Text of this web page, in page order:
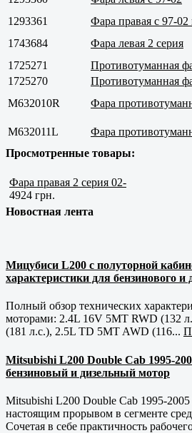
1293361
Фара правая с 97-02
1743684
Фара левая 2 серия
1725271
Противотуманная
1725270
Противотуманная
M632010R
Фара
M632011L
Фара
Просмотренные товары:
Фара правая 2 серия 02-
4924 грн.
Новостная лента
Мицубиси L200 с полуторной
характеристики для бензинового и
Полный обзор технических
моторами: 2.4L 16V 5MT RWD (132
(181 л.с.), 2.5L TD 5MT AWD (116...
Mitsubishi L200 Double Cab 1995-
бензиновый и дизельный мотор
Mitsubishi L200 Double Cab 1995-2005
настоящим прорывом в сегменте
Сочетая в себе практичность